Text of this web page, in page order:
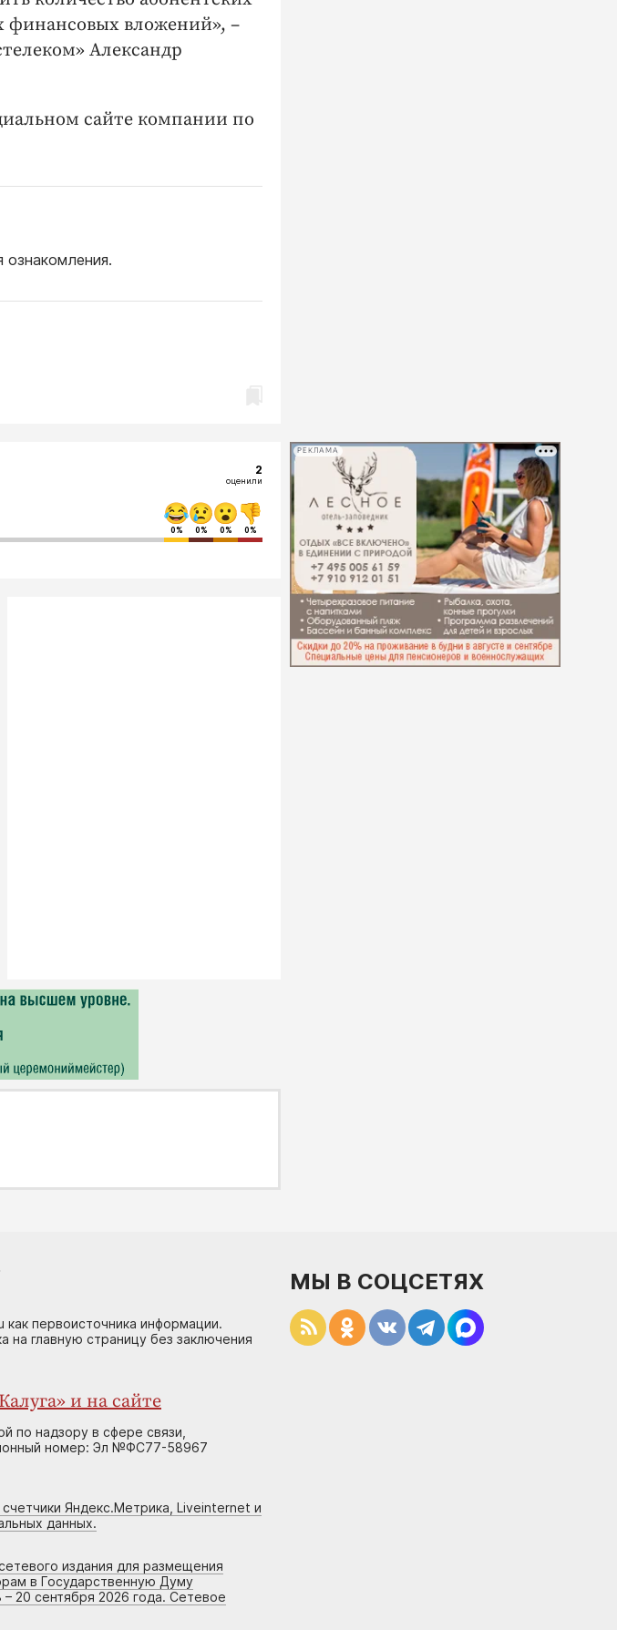
вложений», –
Александр
сайте компании по
2
оценили
0% 0% 0% 0%
РЕКЛАМА
первоисточника информации.
на главную страницу без заключения
и на сайте
по надзору в сфере связи,
номер: Эл №ФС77-58967
Яндекс.Метрика, Liveinternet и
данных.
издания для размещения
в Государственную Думу
20 сентября 2026 года. Сетевое
МЫ В СОЦСЕТЯХ